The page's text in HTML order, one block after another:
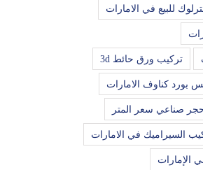
للبيع في الامارات
تركيب ورق حائط 3d
بورد كناوف الامارات
صناعي سعر المتر
السيراميك في الامارات
الإمارات